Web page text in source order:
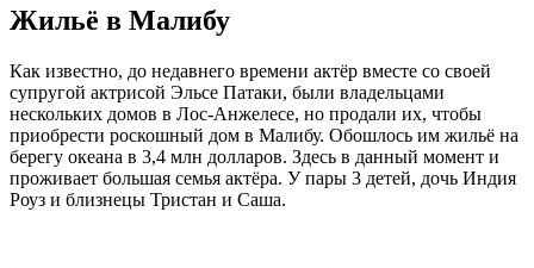
Жильё в Малибу
Как известно, до недавнего времени актёр вместе со своей
супругой актрисой Эльсе Патаки, были владельцами
нескольких домов в Лос-Анжелесе, но продали их, чтобы
приобрести роскошный дом в Малибу. Обошлось им жильё на
берегу океана в 3,4 млн долларов. Здесь в данный момент и
проживает большая семья актёра. У пары 3 детей, дочь Индия
Роуз и близнецы Тристан и Саша.